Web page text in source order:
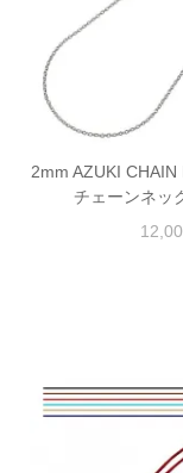
2mm AZUKI
チェーンネッ